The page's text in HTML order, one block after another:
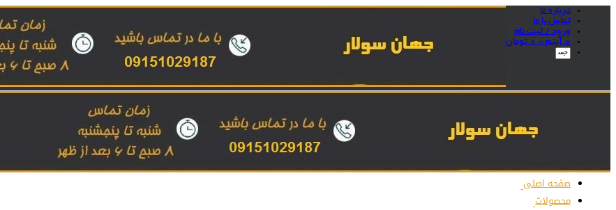
درباره ما
تماس با ما
ورود / ثبت نام
0 آیتم -
0 تومان
صفحه اصلی
محصولات